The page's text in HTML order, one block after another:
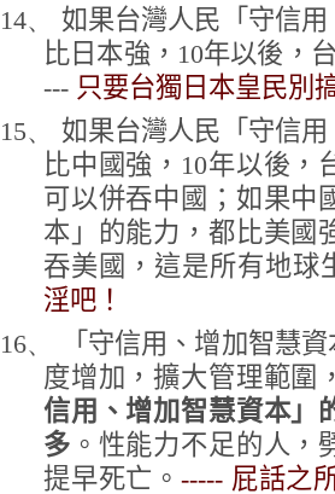
14、
如果台灣人民「守信
比日本強， 10年以後，
--- 只要台獨日本皇民別
15、
如果台灣人民「守信
比中國強， 10年以後，
可以併吞中國；如果中
本」的能力，都比美國
吞美國，這是所有地球
淫吧！
16、
「守信用、增加智慧
度增加，擴大管理範圍
信用、增加智慧資本」
多 。性能力不足的人，
提早死亡。 ----- 屁話之